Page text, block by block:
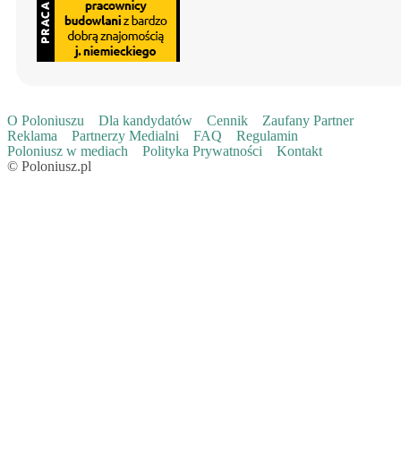
O Poloniuszu Dla kandydatów Cennik
Zaufany Partner
Reklama
Partnerzy Medialni FAQ
Regulamin
Poloniusz w mediach
Polityka Prywatności
Kontakt
© Poloniusz.pl